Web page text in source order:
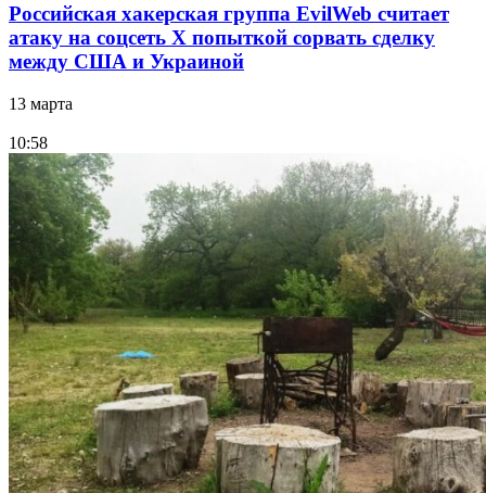
Российская хакерская группа EvilWeb считает
атаку на соцсеть Х попыткой сорвать сделку
между США и Украиной
13 марта
10:58